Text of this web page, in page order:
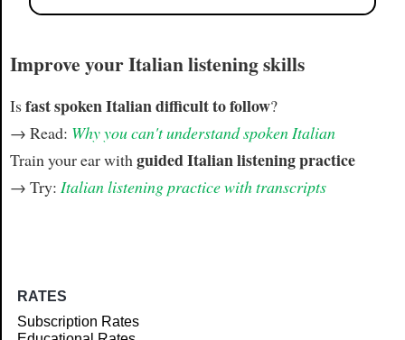
Improve your Italian listening skills
Isfast spoken Italian difficult to follow?
→ Read: Why you can't understand spoken Italian
Train your ear withguided Italian listening practice
→ Try: Italian listening practice with transcripts
RATES
Subscription Rates